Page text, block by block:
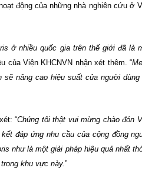
động của những nhà nghiên cứu ở
nhiều quốc gia trên thế giới đã là
của Viện KHCNVN nhận xét thêm. “
nâng cao hiệu suất của người
“Chúng tôi thật vui mừng chào đón
đáp ứng nhu cầu của cộng đồng
như là một giải pháp hiệu quả nhất
khu vực này. ”